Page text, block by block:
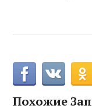
Похожие